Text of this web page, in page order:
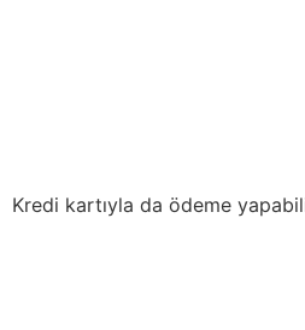
Kredi kartıyla da ödeme